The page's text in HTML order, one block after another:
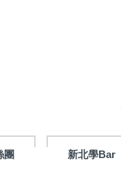
團 新北學Bar